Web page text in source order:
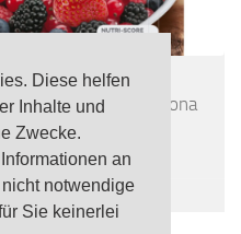
Diese helfen
Inhalte und
Zwecke.
an
notwendige
Sie keinerlei
tiefgefrorener Freshona